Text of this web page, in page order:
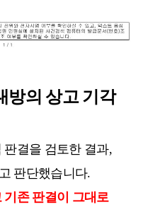
방의 상고 기각
결을 검토한 결과,
판단했습니다.
존 판결이 그대로